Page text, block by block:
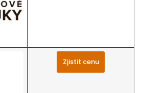
Zjistit cenu